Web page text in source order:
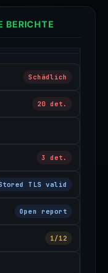
BERICHTE
Schädlich
20 det.
3 det.
TLS valid
Open report
1/12